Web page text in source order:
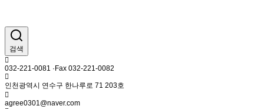
검색
032-221-0081 ·Fax 032-221-0082
인천광역시 연수구 한나루로 71 203호
agree0301@naver.com